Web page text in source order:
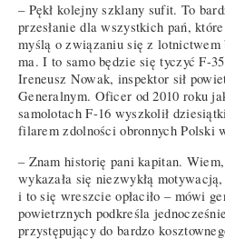
– Pękł kolejny szklany sufit. To
przesłanie dla wszystkich pań,
myślą o związaniu się z lotnictwem
ma. I to samo będzie się tyczyć F-
Ireneusz Nowak, inspektor sił
Generalnym. Oficer od 2010 roku
samolotach F-16 wyszkolił
filarem zdolności obronnych Polski
– Znam historię pani kapitan. Wiem,
wykazała się niezwykłą
i to się wreszcie opłaciło – mówi
powietrznych podkreśla
przystępujący do bardzo